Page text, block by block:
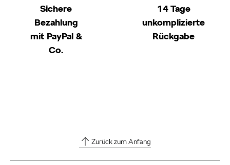
Sichere
Bezahlung
mit PayPal &
Co.
14 Tage
unkomplizierte
Rückgabe
Zurück zum Anfang